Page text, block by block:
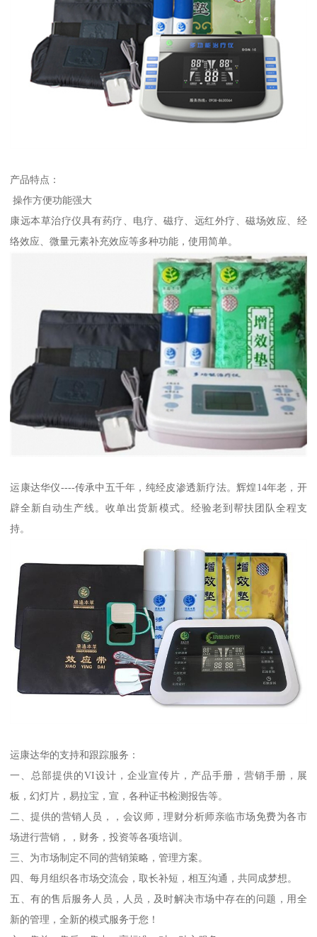
产品特点：
操作方便功能强大
康远本草治疗仪具有药疗、电疗、磁疗、远红外疗、磁场效应、经
络效应、微量元素补充效应等多种功能，使用简单。
运康达华仪----传承中五千年，纯经皮渗透新疗法。辉煌14年老，开
辟全新自动生产线。收单出货新模式。经验老到帮扶团队全程支
持。
运康达华的支持和跟踪服务：
一、总部提供的VI设计，企业宣传片，产品手册，营销手册，展
板，幻灯片，易拉宝，宣，各种证书检测报告等。
二、提供的营销人员，，会议师，理财分析师亲临市场免费为各市
场进行营销，，财务，投资等各项培训。
三、为市场制定不同的营销策略，管理方案。
四、每月组织各市场交流会，取长补短，相互沟通，共同成梦想。
五、有的售后服务人员，人员，及时解决市场中存在的问题，用全
新的管理，全新的模式服务于您！